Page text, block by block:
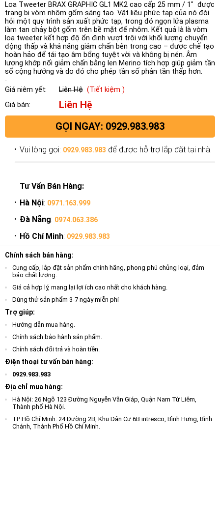
Loa Tweeter BRAX GRAPHIC GL1 MK2 cao cấp 25 mm / 1" được
trang bị vòm nhôm gốm sáng tạo. Vật liệu phức tạp của nó đòi
hỏi một quy trình sản xuất phức tạp, trong đó ngọn lửa plasma
làm tan chảy bột gốm trên bề mặt đế nhôm. Kết quả là là vòm
loa tweeter kết hợp độ ổn định vượt trội với khối lượng chuyển
động thấp và khả năng giảm chấn bên trong cao – được chế tạo
hoàn hảo để tái tạo âm bổng tuyệt vời và không bị nén. Âm
lượng khớp nối giảm chấn bằng len Merino tích hợp giúp giảm tần
số cộng hưởng và do đó cho phép tần số phân tần thấp hơn.
Giá niêm yết: Liên Hệ (Tiết kiệm )
Giá bán:
Liên Hệ
GỌI NGAY: 0929.983.983
Vui lòng gọi: 0929.983.983 để được hỗ trợ lắp đặt tại nhà.
Tư Vấn Bán Hàng:
Hà Nội: 0971.163.999
Đà Nẵng: 0974.063.386
Hồ Chí Minh: 0929.983.983
Chính sách bán hàng:
Cung cấp, lắp đặt sản phẩm chính hãng, phong phú chủng loại, đảm
bảo chất lượng.
Giá cả hợp lý, mang lại lợi ích cao nhất cho khách hàng.
Dùng thử sản phẩm 3-7 ngày miễn phí
Trợ giúp:
Hướng dẫn mua hàng.
Chính sách bảo hành sản phẩm.
Chính sách đổi trả và hoàn tiền.
Điện thoại tư vấn bán hàng:
0929.983.983
Địa chỉ mua hàng:
Hà Nội: 26 Ngõ 123 Đường Nguyễn Văn Giáp, Quận Nam Từ Liêm,
Thành phố Hà Nội.
TP Hồ Chí Minh: 24 Đường 2B, Khu Dân Cư 6B intresco, Bình Hưng, Bình
Chánh, Thành Phố Hồ Chí Minh.